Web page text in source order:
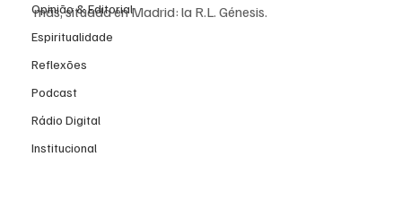
Opinião & Editorial
Espiritualidade
Reflexões
Podcast
Rádio Digital
Institucional
más, situada en Madrid: la R.L. Génesis.